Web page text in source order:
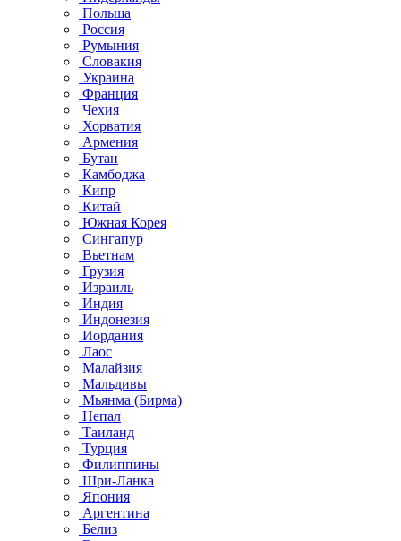
Польша
Россия
Румыния
Словакия
Украина
Франция
Чехия
Хорватия
Армения
Бутан
Камбоджа
Кипр
Китай
Южная Корея
Сингапур
Вьетнам
Грузия
Израиль
Индия
Индонезия
Иордания
Лаос
Малайзия
Мальдивы
Мьянма (Бирма)
Непал
Таиланд
Турция
Филиппины
Шри-Ланка
Япония
Аргентина
Белиз